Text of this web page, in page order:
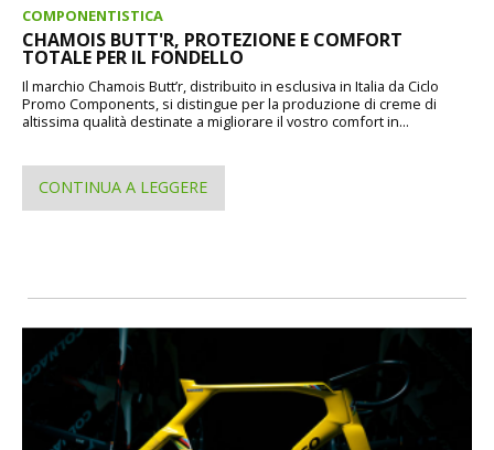
COMPONENTISTICA
CHAMOIS BUTT'R, PROTEZIONE E COMFORT
TOTALE PER IL FONDELLO
Il marchio Chamois Butt’r, distribuito in esclusiva in Italia da Ciclo
Promo Components, si distingue per la produzione di creme di
altissima qualità destinate a migliorare il vostro comfort in...
CONTINUA A LEGGERE